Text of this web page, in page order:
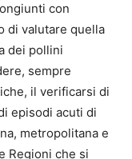
con
di valutare quella
dei pollini
sempre
il verificarsi di
episodi acuti di
metropolitana e
Regioni che si